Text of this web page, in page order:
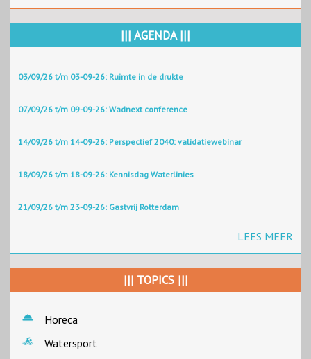
||| AGENDA |||
03/09/26 t/m 03-09-26: Ruimte in de drukte
07/09/26 t/m 09-09-26: Wadnext conference
14/09/26 t/m 14-09-26: Perspectief 2040: validatiewebinar
18/09/26 t/m 18-09-26: Kennisdag Waterlinies
21/09/26 t/m 23-09-26: Gastvrij Rotterdam
LEES MEER
||| TOPICS |||
Horeca
Watersport